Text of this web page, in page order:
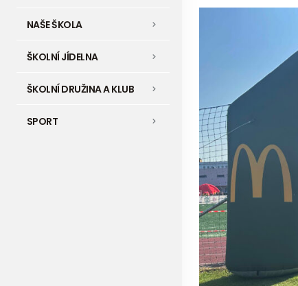
NAŠE ŠKOLA
ŠKOLNÍ JÍDELNA
ŠKOLNÍ DRUŽINA A KLUB
SPORT